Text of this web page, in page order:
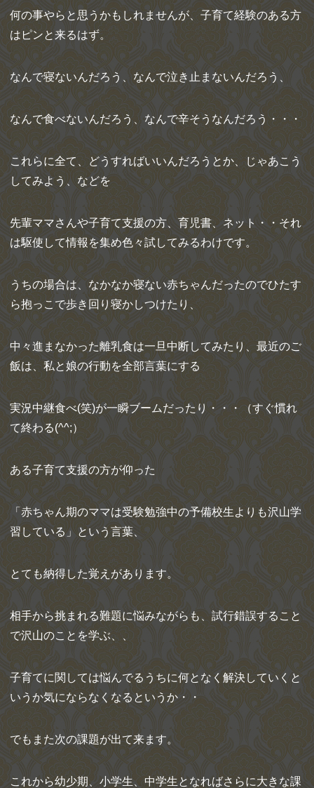
何の事やらと思うかもしれませんが、子育て経験のある方
はピンと来るはず。
なんで寝ないんだろう、なんで泣き止まないんだろう、
なんで食べないんだろう、なんで辛そうなんだろう・・・
これらに全て、どうすればいいんだろうとか、じゃあこう
してみよう、などを
先輩ママさんや子育て支援の方、育児書、ネット・・それ
は駆使して情報を集め色々試してみるわけです。
うちの場合は、なかなか寝ない赤ちゃんだったのでひたす
ら抱っこで歩き回り寝かしつけたり、
中々進まなかった離乳食は一旦中断してみたり、最近のご
飯は、私と娘の行動を全部言葉にする
実況中継食べ(笑)が一瞬ブームだったり・・・（すぐ慣れ
て終わる(^^;）
ある子育て支援の方が仰った
「赤ちゃん期のママは受験勉強中の予備校生よりも沢山学
習している」という言葉、
とても納得した覚えがあります。
相手から挑まれる難題に悩みながらも、試行錯誤すること
で沢山のことを学ぶ、、
子育てに関しては悩んでるうちに何となく解決していくと
いうか気にならなくなるというか・・
でもまた次の課題が出て来ます。
これから幼少期、小学生、中学生となればさらに大きな課